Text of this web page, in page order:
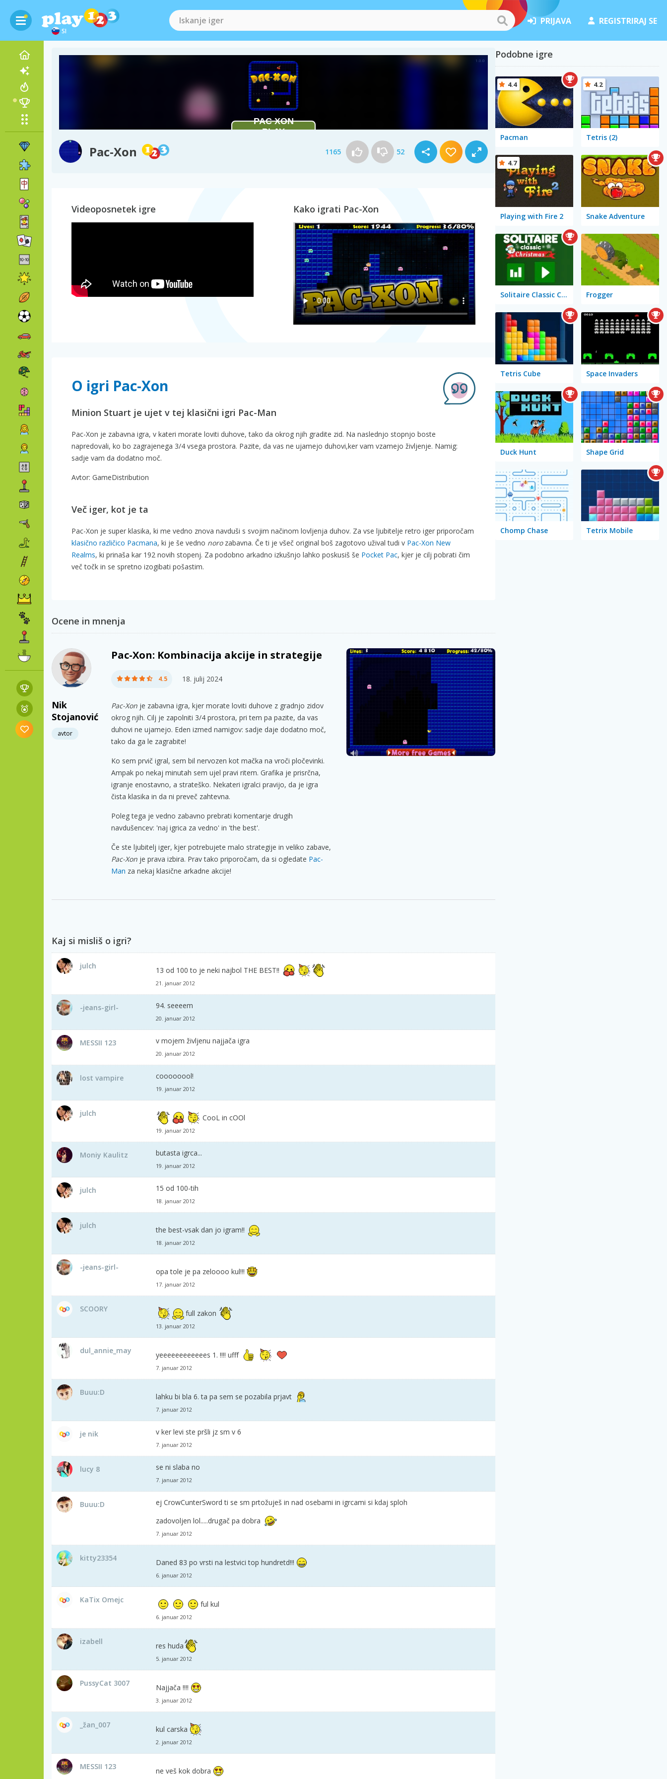
SI
PRIJAVA REGISTRIRAJ SE
Pac-Xon 1165 52
Videoposnetek igre Kako igrati Pac-Xon
O igri Pac-Xon
Minion Stuart je ujet v tej klasični igri Pac-Man
Pac-Xon je zabavna igra, v kateri morate loviti duhove, tako da okrog njih gradite zid. Na naslednjo stopnjo boste
napredovali, ko bo zagrajenega 3/4 vsega prostora. Pazite, da vas ne ujamejo duhovi,ker vam vzamejo življenje. Namig:
sadje vam da dodatno moč.
Avtor: GameDistribution
Več iger, kot je ta
Pac-Xon je super klasika, ki me vedno znova navduši s svojim načinom lovljenja duhov. Za vse ljubitelje retro iger priporočam
klasično različico Pacmana, ki je še vedno norozabavna. Če ti je všeč original boš zagotovo užival tudi v Pac-Xon New
Realms, ki prinaša kar 192 novih stopenj. Za podobno arkadno izkušnjo lahko poskusiš še Pocket Pac, kjer je cilj pobrati čim
več točk in se spretno izogibati pošastim.
Ocene in mnenja
Nik
Stojanović
avtor
Pac-Xon: Kombinacija akcije in strategije
4.5 18. julij 2024
Pac-Xon je zabavna igra, kjer morate loviti duhove z gradnjo zidov
okrog njih. Cilj je zapolniti 3/4 prostora, pri tem pa pazite, da vas
duhovi ne ujamejo. Eden izmed namigov: sadje daje dodatno moč,
tako da ga le zagrabite!
Ko sem prvič igral, sem bil nervozen kot mačka na vroči pločevinki.
Ampak po nekaj minutah sem ujel pravi ritem. Grafika je prisrčna,
igranje enostavno, a strateško. Nekateri igralci pravijo, da je igra
čista klasika in da ni preveč zahtevna.
Poleg tega je vedno zabavno prebrati komentarje drugih
navdušencev: 'naj igrica za vedno' in 'the best'.
Če ste ljubitelj iger, kjer potrebujete malo strategije in veliko zabave,
Pac-Xon je prava izbira. Prav tako priporočam, da si ogledate Pac-
Man za nekaj klasične arkadne akcije!
Kaj si misliš o igri?
julch 13 od 100 to je neki najbol THE BEST!!
21. januar 2012
-jeans-girl- 94. seeeem
20. januar 2012
MESSII 123 v mojem življenu najjača igra
20. januar 2012
lost vampire coooooool!
19. januar 2012
julch CooL in cOOl
19. januar 2012
Moniy Kaulitz butasta igrca...
19. januar 2012
julch 15 od 100-tih
18. januar 2012
julch the best-vsak dan jo igram!!
18. januar 2012
-jeans-girl- opa tole je pa zeloooo kul!!!
17. januar 2012
SCOORY full zakon
13. januar 2012
dul_annie_may yeeeeeeeeeeees 1. !!!! ufff
7. januar 2012
Buuu:D lahku bi bla 6. ta pa sem se pozabila prjavt
7. januar 2012
je nik v ker levi ste pršli jz sm v 6
7. januar 2012
lucy 8 se ni slaba no
7. januar 2012
Buuu:D
ej CrowCunterSword ti se sm prtožuješ in nad osebami in igrcami si kdaj sploh
zadovoljen lol.....drugač pa dobra
7. januar 2012
kitty23354 Daned 83 po vrsti na lestvici top hundretd!!!
6. januar 2012
KaTix Omejc ful kul
6. januar 2012
izabell res huda
5. januar 2012
PussyCat 3007 Najjača !!!!
3. januar 2012
_žan_007 kul carska
2. januar 2012
MESSII 123 ne veš kok dobra
Podobne igre
Pacman
4.4
Tetris (2)
4.2
Playing with Fire 2
4.7
Snake Adventure
Solitaire Classic Christmas Frogger
Tetris Cube Space Invaders
Duck Hunt Shape Grid
Chomp Chase Tetrix Mobile